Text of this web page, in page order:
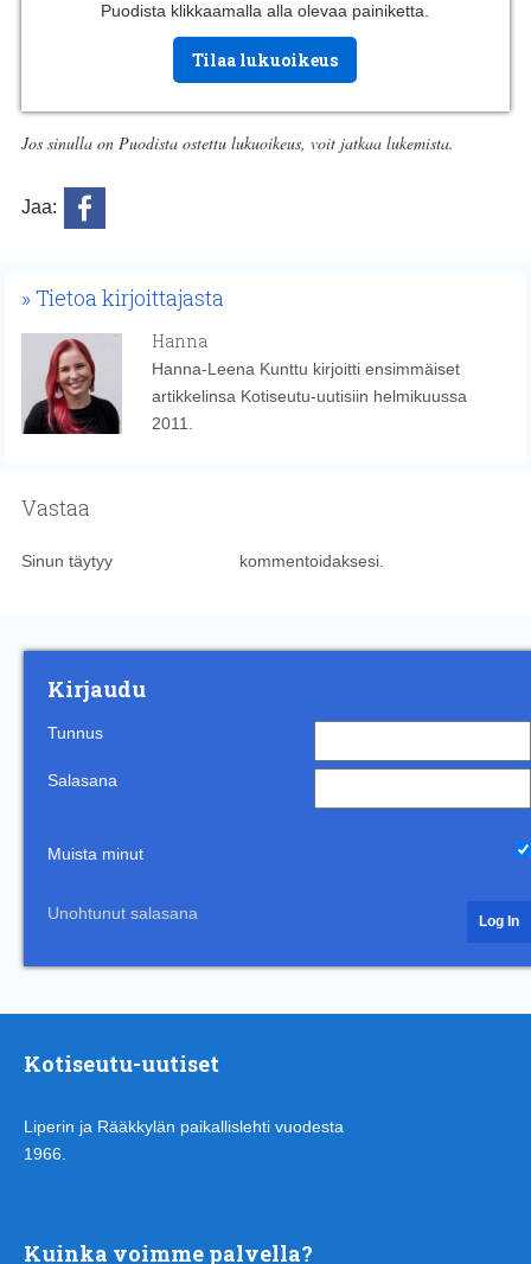
Puodista klikkaamalla alla olevaa painiketta.
Tilaa lukuoikeus
Jos sinulla on Puodista ostettu lukuoikeus, voit jatkaa lukemista.
Jaa:
Tietoa kirjoittajasta
Hanna
Hanna-Leena Kunttu kirjoitti ensimmäiset
artikkelinsa Kotiseutu-uutisiin helmikuussa
2011.
Vastaa
Sinun täytyy kommentoidaksesi.
Kirjaudu
Tunnus
Salasana
Muista minut
Unohtunut salasana
Kotiseutu-uutiset
Liperin ja Rääkkylän paikallislehti vuodesta
1966.
Kuinka voimme palvella?